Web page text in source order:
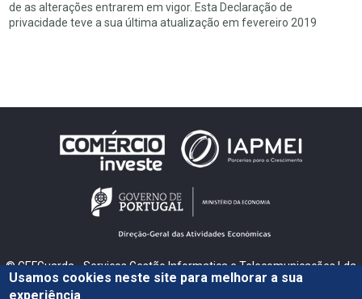
de as alterações entrarem em vigor. Esta Declaração de
privacidade teve a sua última atualização em fevereiro 2019
© GEFGuarda - Serviços Gestão Informatica e Telecomunicações Lda
Guarda - Sé
Usamos cookies neste site para melhorar a sua
experiência